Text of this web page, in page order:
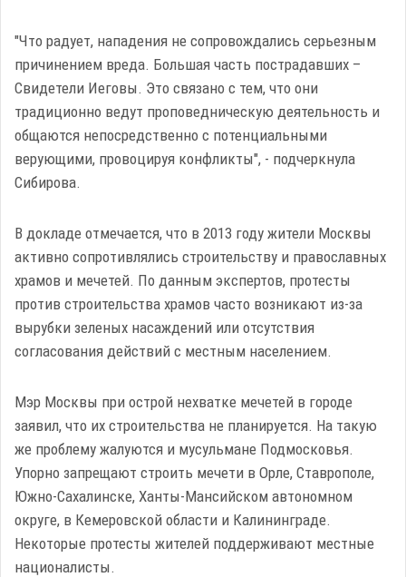
"Что радует, нападения не сопровождались серьезным
причинением вреда. Большая часть пострадавших –
Свидетели Иеговы. Это связано с тем, что они
традиционно ведут проповедническую деятельность и
общаются непосредственно с потенциальными
верующими, провоцируя конфликты", - подчеркнула
Сибирова.
В докладе отмечается, что в 2013 году жители Москвы
активно сопротивлялись строительству и православных
храмов и мечетей. По данным экспертов, протесты
против строительства храмов часто возникают из-за
вырубки зеленых насаждений или отсутствия
согласования действий с местным населением.
Мэр Москвы при острой нехватке мечетей в городе
заявил, что их строительства не планируется. На такую
же проблему жалуются и мусульмане Подмосковья.
Упорно запрещают строить мечети в Орле, Ставрополе,
Южно-Сахалинске, Ханты-Мансийском автономном
округе, в Кемеровской области и Калининграде.
Некоторые протесты жителей поддерживают местные
националисты.